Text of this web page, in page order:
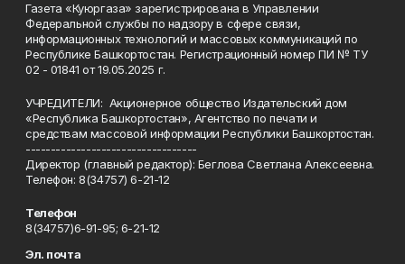
Газета «Куюргаза» зарегистрирована в Управлении
Федеральной службы по надзору в сфере связи,
информационных технологий и массовых коммуникаций по
Республике Башкортостан. Регистрационный номер ПИ № ТУ
02 - 01841 от 19.05.2025 г.
УЧРЕДИТЕЛИ: Акционерное общество Издательский дом
«Республика Башкортостан», Агентство по печати и
средствам массовой информации Республики Башкортостан.
----------------------------------
Директор (главный редактор): Беглова Светлана Алексеевна.
Телефон: 8(34757) 6-21-12
Телефон
8(34757)6-91-95; 6-21-12
Эл. почта